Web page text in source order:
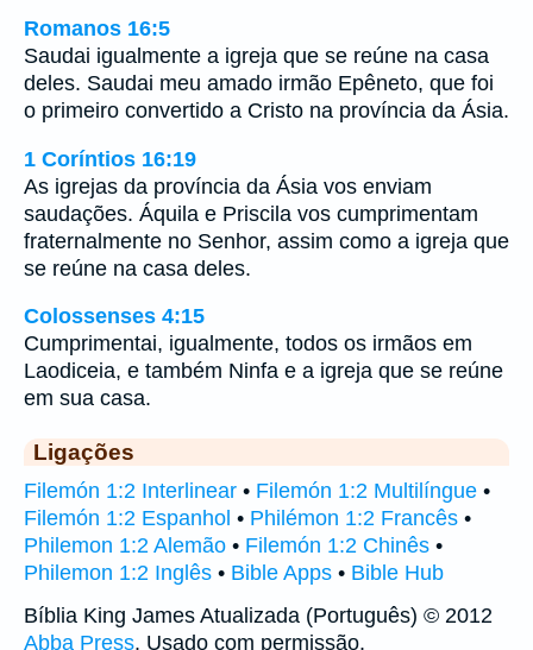
Romanos 16:5
Saudai igualmente a igreja que se reúne na casa
deles. Saudai meu amado irmão Epêneto, que foi
o primeiro convertido a Cristo na província da Ásia.
1 Coríntios 16:19
As igrejas da província da Ásia vos enviam
saudações. Áquila e Priscila vos cumprimentam
fraternalmente no Senhor, assim como a igreja que
se reúne na casa deles.
Colossenses 4:15
Cumprimentai, igualmente, todos os irmãos em
Laodiceia, e também Ninfa e a igreja que se reúne
em sua casa.
Ligações
Filemón 1:2 Interlinear • Filemón 1:2 Multilíngue •
Filemón 1:2 Espanhol • Philémon 1:2 Francês •
Philemon 1:2 Alemão • Filemón 1:2 Chinês •
Philemon 1:2 Inglês • Bible Apps • Bible Hub
Bíblia King James Atualizada (Português) © 2012
Abba Press. Usado com permissão.